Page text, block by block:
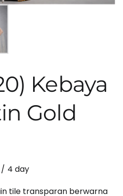
Kebaya
Gold
/
tile transparan berwarna